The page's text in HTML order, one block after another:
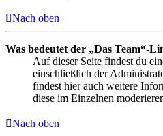
Nach oben
Was bedeutet der „Das Team“-
Auf dieser Seite findest du
einschließlich der
findest hier auch weitere
diese im Einzelnen
Nach oben